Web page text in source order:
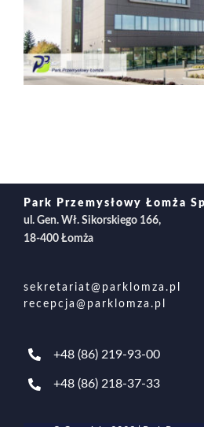
Park Przemysłowy Łomża
ul. Gen. Wł. Sikorskiego 166,
18-400 Łomża
sekretariat@parklomza.pl
recepcja@parklomza.pl
+48 (86) 219-93-00
+48 (86) 218-37-33